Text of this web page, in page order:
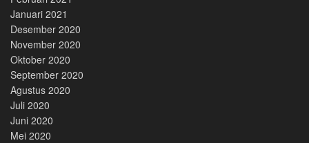
Januari 2021
Desember 2020
November 2020
Oktober 2020
September 2020
Agustus 2020
Juli 2020
Juni 2020
Mei 2020